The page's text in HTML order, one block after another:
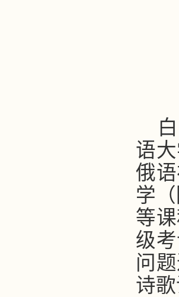
语
俄
学
等
级
问
诗